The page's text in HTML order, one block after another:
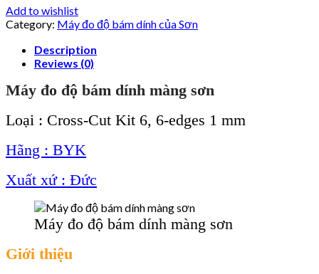
Add to wishlist
Category: Máy đo độ bám dính của Sơn
Description
Reviews (0)
Máy đo độ bám dính màng sơn
Loại : Cross-Cut Kit 6, 6-edges 1 mm
Hãng : BYK
Xuất xứ : Đức
Máy đo độ bám dính màng sơn
Giới thiệu